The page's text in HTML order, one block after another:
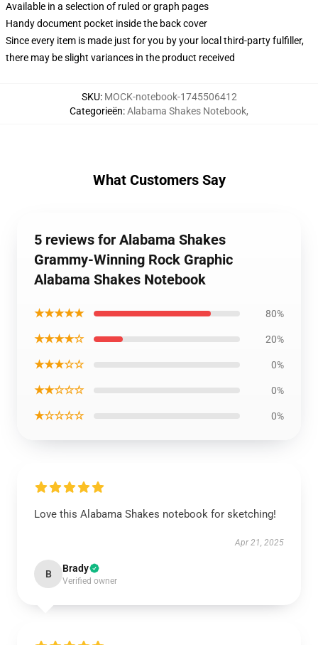
Available in a selection of ruled or graph pages
Handy document pocket inside the back cover
Since every item is made just for you by your local third-party fulfiller,
there may be slight variances in the product received
SKU: MOCK-notebook-1745506412
Categorieën:Alabama Shakes Notebook,
What Customers Say
5 reviews for Alabama Shakes
Grammy-Winning Rock Graphic
Alabama Shakes Notebook
★★★★★ 80%
★★★★☆ 20%
★★★☆☆ 0%
★★☆☆☆ 0%
★☆☆☆☆ 0%
Love this Alabama Shakes notebook for sketching!
Apr 21, 2025
B Brady
Verified owner